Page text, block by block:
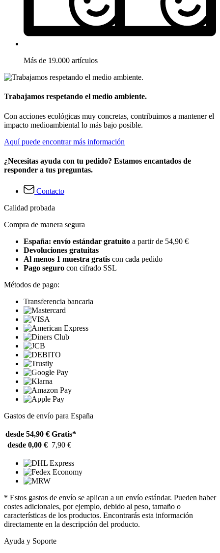
Más de 19.000 artículos
Trabajamos respetando el medio ambiente.
Con acciones ecológicas muy concretas, contribuimos a mantener el
impacto medioambiental lo más bajo posible.
Aquí puede encontrar más información
¿Necesitas ayuda con tu pedido? Estamos encantados de
responder a tus preguntas.
Contacto
Calidad probada
Compra de manera segura
España: envío estándar gratuito a partir de 54,90 €
Devoluciones gratuitas
Al menos 1 muestra gratis con cada pedido
Pago seguro con cifrado SSL
Métodos de pago:
Transferencia bancaria
Gastos de envío para España
desde 54,90 € Gratis*
desde 0,00 € 7,90 €
* Estos gastos de envío se aplican a un envío estándar. Pueden haber
costes adicionales, por ejemplo, debido al peso, tamaño o
características de los productos. Encontrarás esta información
directamente en la descripción del producto.
Ayuda y Soporte